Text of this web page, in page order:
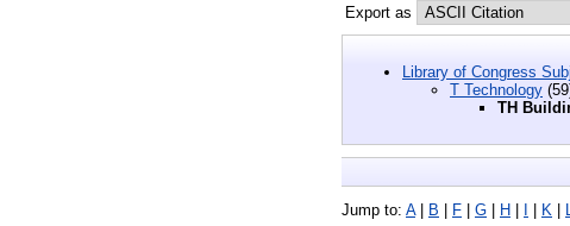
Export as
Library of Congress
T Technology
TH
Jump to: A| B | F | G | H | I | K | L